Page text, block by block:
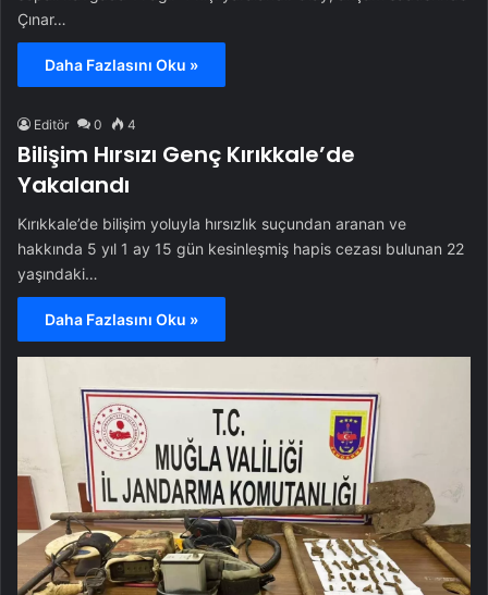
Çınar…
Daha Fazlasını Oku »
Editör 0 4
Bilişim Hırsızı Genç Kırıkkale’de
Yakalandı
Kırıkkale’de bilişim yoluyla hırsızlık suçundan aranan ve
hakkında 5 yıl 1 ay 15 gün kesinleşmiş hapis cezası bulunan 22
yaşındaki…
Daha Fazlasını Oku »